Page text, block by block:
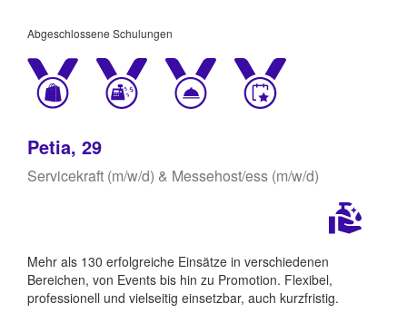
Abgeschlossene Schulungen
Petia, 29
Servicekraft (m/w/d) & Messehost/ess (m/w/d)
Mehr als 130 erfolgreiche Einsätze in verschiedenen
Bereichen, von Events bis hin zu Promotion. Flexibel,
professionell und vielseitig einsetzbar, auch kurzfristig.